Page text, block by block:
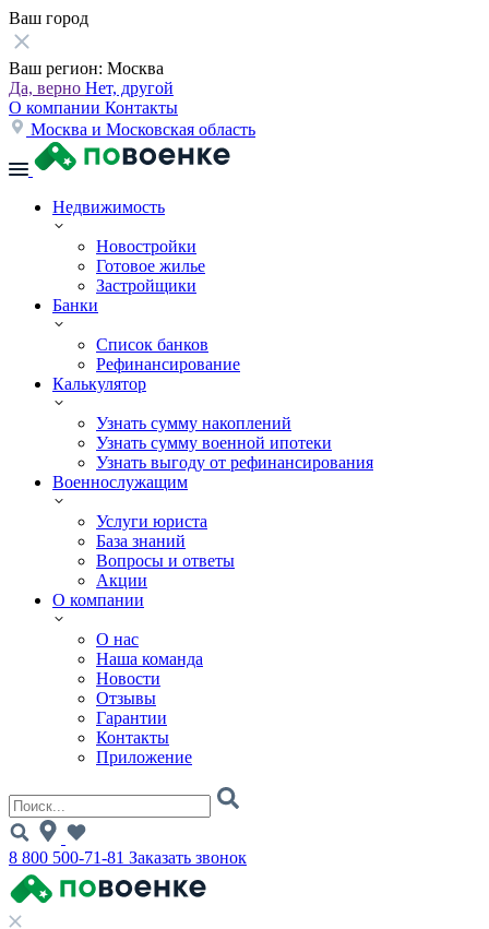
Ваш город
Ваш регион: Москва
Да, верно Нет, другой
О компании Контакты
Москва и Московская область
Недвижимость
Новостройки
Готовое жилье
Застройщики
Банки
Список банков
Рефинансирование
Калькулятор
Узнать сумму накоплений
Узнать сумму военной ипотеки
Узнать выгоду от рефинансирования
Военнослужащим
Услуги юриста
База знаний
Вопросы и ответы
Акции
О компании
О нас
Наша команда
Новости
Отзывы
Гарантии
Контакты
Приложение
8 800 500-71-81 Заказать звонок